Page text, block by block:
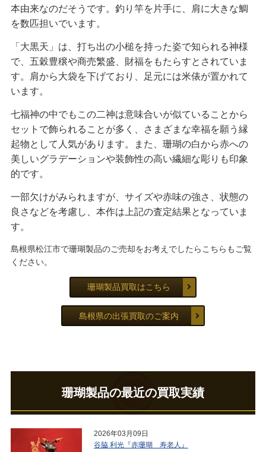
本由来なのだそうです。釣り竿を片手に、肩に大きな鯛
を数匹担いでいます。
「大黒天」は、打ち出の小槌を持った姿で知られる神様
で、五穀豊穣や商売繁盛、財福をもたらすとされていま
す。肩から大袋を下げており、足元には米俵が置かれて
います。
七福神の中でもこの二神は意味合いが似ていることから
セットで飾られることが多く、さまざまな幸福を願う縁
起物として人気があります。また、珊瑚の白から赤への
美しいグラデーションや装飾性の高い繊細な彫りも印象
的です。
一部欠けがみられますが、サイズや赤味の強さ、状態の
良さなどを考慮し、本作は上記の査定結果となっていま
す。
島根県松江市で珊瑚製品のご売却をお考えでしたらこちらもご覧
ください。
珊瑚製品買取はこちら
島根県の出張買取のご案内
珊瑚製品の最近の買取実績
2026年03月09日
谷脇 利光『赤珊瑚 寿老人』